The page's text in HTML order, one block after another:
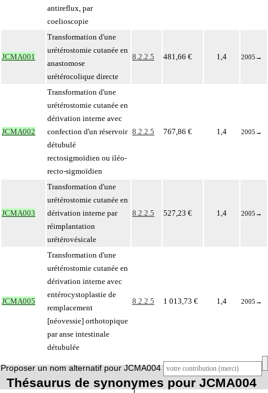
antireflux, par
coelioscopie
JCMA001
Transformation d'une
urétérostomie cutanée en
anastomose
urétérocolique directe
8.2.2.5 481,66 € 1,4 2005 →
JCMA002
Transformation d'une
urétérostomie cutanée en
dérivation interne avec
confection d'un réservoir
détubulé
rectosigmoïdien ou iléo-
recto-sigmoïdien
8.2.2.5 767,86 € 1,4 2005 →
JCMA003
Transformation d'une
urétérostomie cutanée en
dérivation interne par
réimplantation
urétérovésicale
8.2.2.5 527,23 € 1,4 2005 →
JCMA005
Transformation d'une
urétérostomie cutanée en
dérivation interne avec
entérocystoplastie de
remplacement
[néovessie] orthotopique
par anse intestinale
détubulée
8.2.2.5 1 013,73 € 1,4 2005 →
Proposer un nom alternatif pour JCMA004
Thésaurus de synonymes pour JCMA004